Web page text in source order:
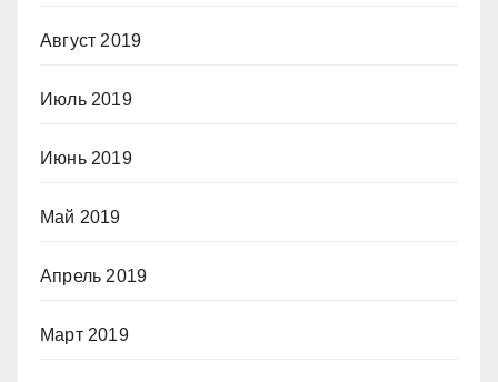
Август 2019
Июль 2019
Июнь 2019
Май 2019
Апрель 2019
Март 2019